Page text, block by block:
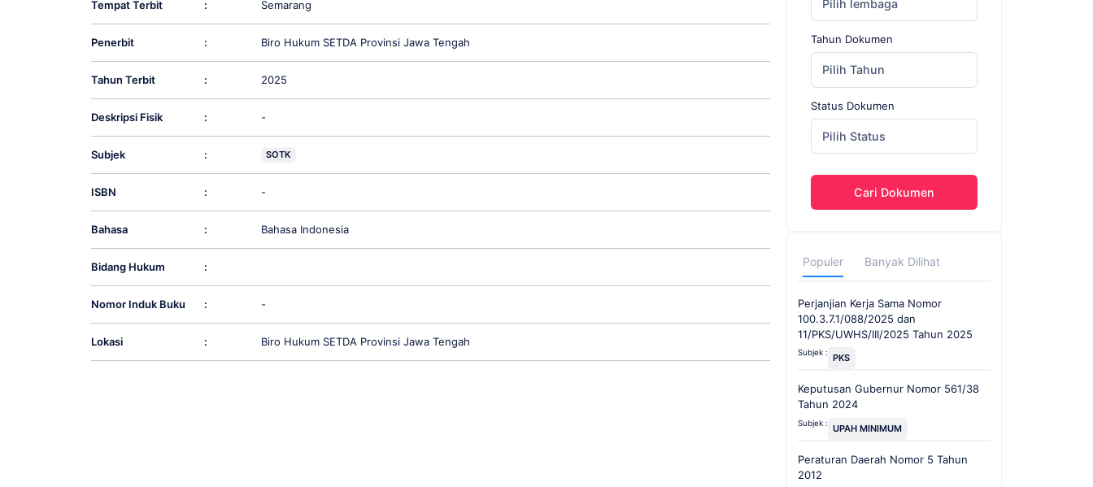
Tempat Terbit : Semarang
Penerbit : Biro Hukum SETDA Provinsi Jawa Tengah
Tahun Terbit : 2025
Deskripsi Fisik : -
Subjek : SOTK
ISBN : -
Bahasa : Bahasa Indonesia
Bidang Hukum :
Nomor Induk Buku : -
Lokasi : Biro Hukum SETDA Provinsi Jawa Tengah
Pilih lembaga
Tahun Dokumen
Pilih Tahun
Status Dokumen
Pilih Status
Cari Dokumen
Populer Banyak Dilihat
Perjanjian Kerja Sama Nomor
100.3.7.1/088/2025 dan
11/PKS/UWHS/III/2025 Tahun 2025
Subjek : PKS
Keputusan Gubernur Nomor 561/38
Tahun 2024
Subjek : UPAH MINIMUM
Peraturan Daerah Nomor 5 Tahun
2012